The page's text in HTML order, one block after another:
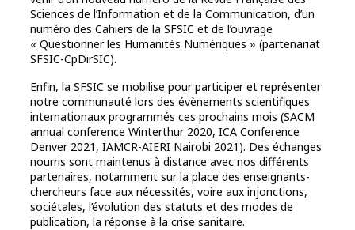
Sciences de l’Information et de la Communication, d’un
numéro des Cahiers de la SFSIC et de l’ouvrage
« Questionner les Humanités Numériques » (partenariat
SFSIC-CpDirSIC).
Enfin, la SFSIC se mobilise pour participer et représenter
notre communauté lors des évènements scientifiques
internationaux programmés ces prochains mois (SACM
annual conference Winterthur 2020, ICA Conference
Denver 2021, IAMCR-AIERI Nairobi 2021). Des échanges
nourris sont maintenus à distance avec nos différents
partenaires, notamment sur la place des enseignants-
chercheurs face aux nécessités, voire aux injonctions,
sociétales, l’évolution des statuts et des modes de
publication, la réponse à la crise sanitaire.